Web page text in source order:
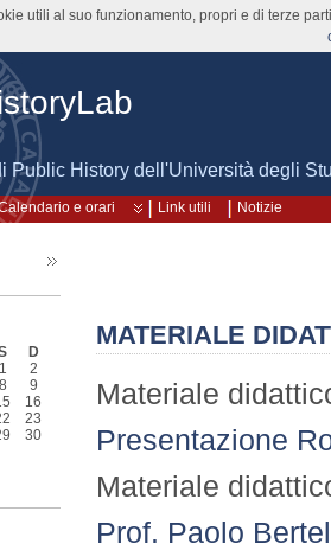
Public History dell'Università degli
e orari Link utili Notizie
MATERIALE
Materiale
Presentazione
Materiale
Prof. Paolo
D
1
2
8
9
16
23
30
utili al suo funzionamento, propri e di terze